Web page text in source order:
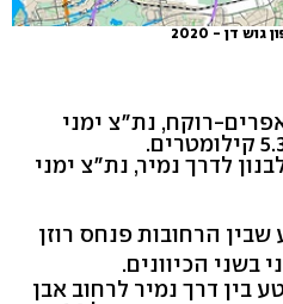
דן - 2020
רוקח, נת"צ ימני
לדרך נמיר, נת"צ ימני
שבין הרחובות פנחס רוזן
בשני הכיוונים.
בין דרך נמיר לרחוב אבן